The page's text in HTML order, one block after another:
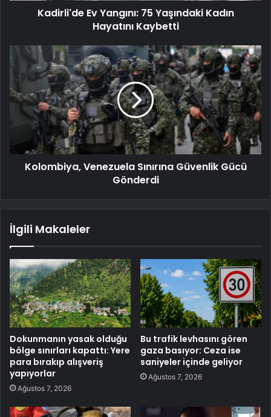
Kadirli'de Ev Yangını: 75 Yaşındaki Kadın
Hayatını Kaybetti
Kolombiya, Venezuela Sınırına Güvenlik Gücü
Gönderdi
İlgili Makaleler
Dokunmanın yasak olduğu
bölge sınırları kapattı: Yere
para bırakıp alışveriş
yapıyorlar
Ağustos 7, 2026
Bu trafik levhasını gören
gaza basıyor: Ceza ise
saniyeler içinde geliyor
Ağustos 7, 2026